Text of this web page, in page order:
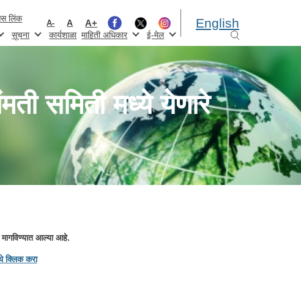
लिंक A- A A+ English
सूचना कार्यशाळा माहिती अधिकार ई-मेल
समिती मध्ये येणारे
मागविण्यात आल्या आहे.
क्लिक करा